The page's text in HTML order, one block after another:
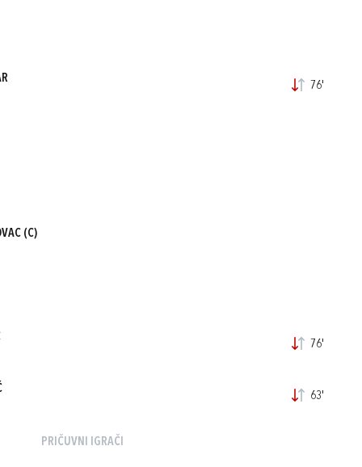
76'
(C)
76'
63'
PRIČUVNI IGRAČI